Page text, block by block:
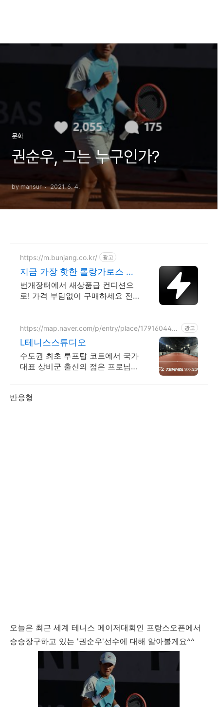
문화
권순우, 그는 누구인가?
by mansur 2021. 6. 4.
https://m.bunjang.co.kr/ 광고
지금 가장 핫한 롤랑가로스 국
내 최대 브랜드 중고거래
번개장터에서 새상품급 컨디션으
로! 가격 부담없이 구매하세요 전
품 업로드
https://map.naver.com/p/entry/place/179160447
광고
L테니스스튜디오
수도권 최초 루프탑 코트에서 국가
대표 상비군 출신의 젊은 프로님들
반응형
오늘은 최근 세계 테니스 메이저대회인 프랑스오픈에서
승승장구하고 있는 '권순우'선수에 대해 알아볼게요^^